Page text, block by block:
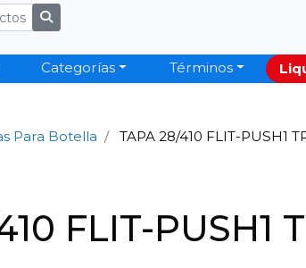
Categorías Términos
Para Botella TAPA 28/410 FLIT-PUSH1
FLIT-PUSH1